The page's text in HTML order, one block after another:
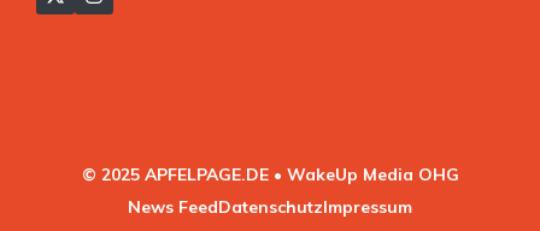
© 2025 APFELPAGE.DE • WakeUp Media OHG
News FeedDatenschutzImpressum